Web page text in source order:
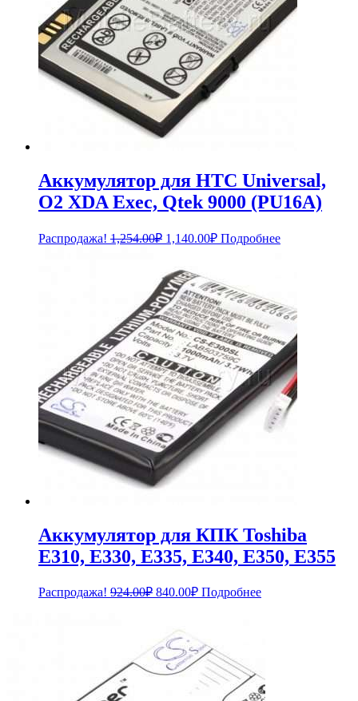
Аккумулятор для HTC Universal,
O2 XDA Exec, Qtek 9000 (PU16A)
Распродажа! 1,254.00₽ Первоначальная
1,254.00₽.
1,140.00₽Текущая
цена:
Подробнее
Аккумулятор для КПК Toshiba
E310, E330, E335, E340, E350, E355
Распродажа! 924.00₽ Первоначальная
924.00₽.
840.00₽Текущая
Подробнее